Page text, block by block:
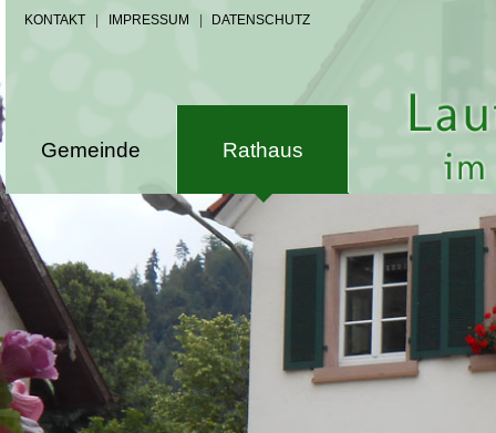
KONTAKT IMPRESSUM DATENSCHUTZ
Gemeinde Rathaus